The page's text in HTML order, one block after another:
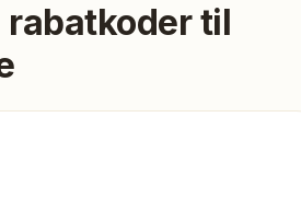
rabatkoder til